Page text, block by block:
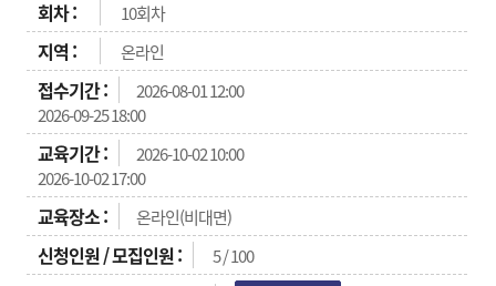
10회차
온라인
2026-08-01 12:00
2026-09-25 18:00
2026-10-02 10:00
2026-10-02 17:00
온라인(비대면)
5 / 100